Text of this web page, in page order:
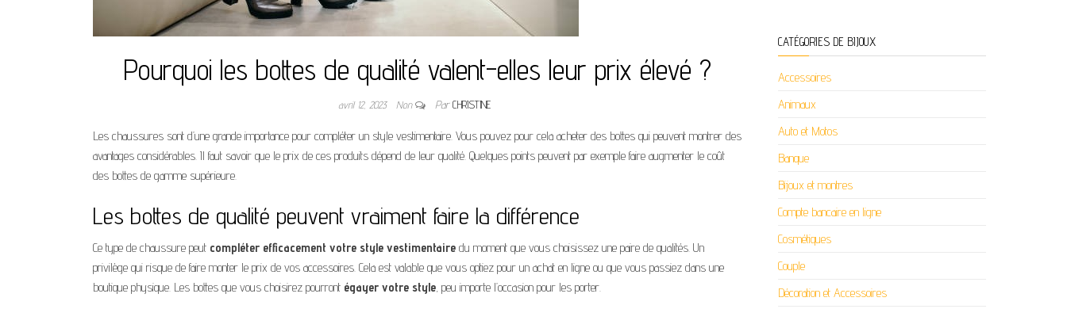
Pourquoi les bottes de qualité valent-elles leur prix élevé ?
avril 12, 2023 Non ParCHRISTINE
Les chaussures sont d’une grande importance pour compléter un style vestimentaire. Vous pouvez pour cela acheter des bottes qui peuvent montrer des
avantages considérables. Il faut savoir que le prix de ces produits dépend de leur qualité. Quelques points peuvent par exemple faire augmenter le coût
des bottes de gamme supérieure.
Les bottes de qualité peuvent vraiment faire la différence
Ce type de chaussure peut compléter efficacement votre style vestimentaire du moment que vous choisissez une paire de qualités. Un
privilège qui risque de faire monter le prix de vos accessoires. Cela est valable que vous optiez pour un achat en ligne ou que vous passiez dans une
boutique physique. Les bottes que vous choisirez pourront égayer votre style, peu importe l’occasion pour les porter.
CATÉGORIES DE BIJOUX
Accessoires
Animaux
Auto et Motos
Banque
Bijoux et montres
Compte bancaire en ligne
Cosmétiques
Couple
Décoration et Accessoires